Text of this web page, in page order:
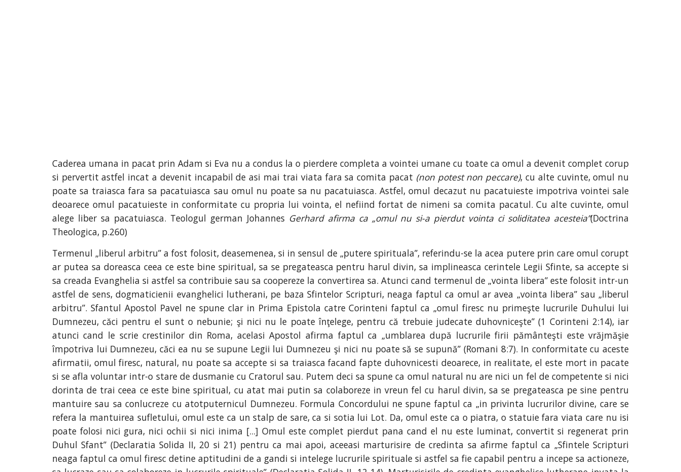
Caderea umana in pacat prin Adam si Eva nu a condus la o pierdere completa a vointei umane cu toate ca omul a devenit complet corup
si pervertit astfel incat a devenit incapabil de asi mai trai viata fara sa comita pacat (non potest non peccare), cu alte cuvinte, omul nu
poate sa traiasca fara sa pacatuiasca sau omul nu poate sa nu pacatuiasca. Astfel, omul decazut nu pacatuieste impotriva vointei sale
deoarece omul pacatuieste in conformitate cu propria lui vointa, el nefiind fortat de nimeni sa comita pacatul. Cu alte cuvinte, omul
alege liber sa pacatuiasca. Teologul german Johannes Gerhard afirma ca „omul nu si-a pierdut vointa ci soliditatea acesteia”(Doctrina
Theologica, p.260)
Termenul „liberul arbitru” a fost folosit, deasemenea, si in sensul de „putere spirituala”, referindu-se la acea putere prin care omul corupt
ar putea sa doreasca ceea ce este bine spiritual, sa se pregateasca pentru harul divin, sa implineasca cerintele Legii Sfinte, sa accepte si
sa creada Evanghelia si astfel sa contribuie sau sa coopereze la convertirea sa. Atunci cand termenul de „vointa libera” este folosit intr-un
astfel de sens, dogmaticienii evanghelici lutherani, pe baza Sfintelor Scripturi, neaga faptul ca omul ar avea „vointa libera” sau „liberul
arbitru”. Sfantul Apostol Pavel ne spune clar in Prima Epistola catre Corinteni faptul ca „omul firesc nu primeşte lucrurile Duhului lui
Dumnezeu, căci pentru el sunt o nebunie; şi nici nu le poate înţelege, pentru că trebuie judecate duhovniceşte” (1 Corinteni 2:14), iar
atunci cand le scrie crestinilor din Roma, acelasi Apostol afirma faptul ca „umblarea după lucrurile firii pământeşti este vrăjmăşie
împotriva lui Dumnezeu, căci ea nu se supune Legii lui Dumnezeu şi nici nu poate să se supună” (Romani 8:7). In conformitate cu aceste
afirmatii, omul firesc, natural, nu poate sa accepte si sa traiasca facand fapte duhovnicesti deoarece, in realitate, el este mort in pacate
si se afla voluntar intr-o stare de dusmanie cu Cratorul sau. Putem deci sa spune ca omul natural nu are nici un fel de competente si nici
dorinta de trai ceea ce este bine spiritual, cu atat mai putin sa colaboreze in vreun fel cu harul divin, sa se pregateasca pe sine pentru
mantuire sau sa conlucreze cu atotputernicul Dumnezeu. Formula Concordului ne spune faptul ca „in privinta lucrurilor divine, care se
refera la mantuirea sufletului, omul este ca un stalp de sare, ca si sotia lui Lot. Da, omul este ca o piatra, o statuie fara viata care nu isi
poate folosi nici gura, nici ochii si nici inima [...] Omul este complet pierdut pana cand el nu este luminat, convertit si regenerat prin
Duhul Sfant” (Declaratia Solida II, 20 si 21) pentru ca mai apoi, aceeasi marturisire de credinta sa afirme faptul ca „Sfintele Scripturi
neaga faptul ca omul firesc detine aptitudini de a gandi si intelege lucrurile spirituale si astfel sa fie capabil pentru a incepe sa actioneze,